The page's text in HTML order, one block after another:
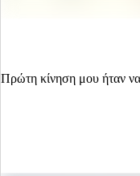
Πρώτη κίνηση μου ήταν